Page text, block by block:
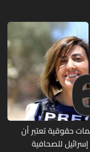
حقوقية تعتبر أن
للصحافية